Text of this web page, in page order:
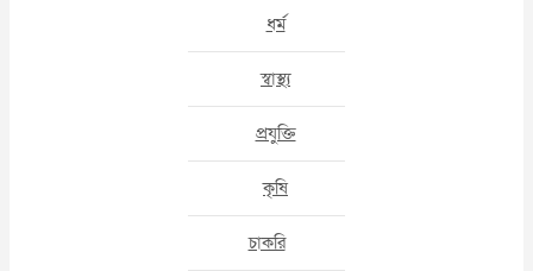
ধর্ম
স্বাস্থ্য
প্রযুক্তি
কৃষি
চাকরি